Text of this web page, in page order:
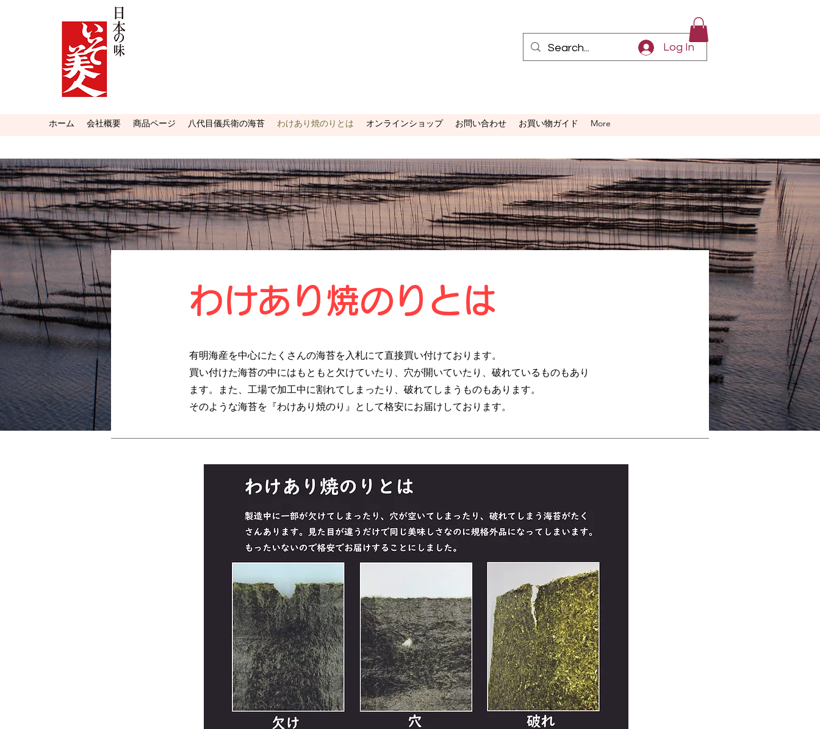
ホーム 会社概要 商品ページ 八代目儀兵衛の海苔 わけあり焼のりとは オンラインショップ お問い合わせ お買い物ガイド More
Log In
​わけあり焼のりとは
​有明海産を中心にたくさんの海苔を入札にて直接買い付けております。
買い付けた海苔の中にはもともと欠けていたり、穴が開いていたり、破れているものもあり
ます。また、工場で加工中に割れてしまったり、破れてしまうものもあります。
そのような海苔を『わけあり焼のり』として格安にお届けしております。